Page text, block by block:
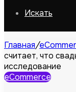
Искать
Главная/
считает, что
исследование
eCommerce